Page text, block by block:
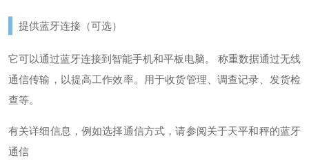
提供蓝牙连接（可选）
它可以通过蓝牙连接到智能手机和平板电脑。 称重数据通过无线
通信传输，以提高工作效率。
用于收货管理、调查记录、发货检
查等。
有关详细信息，例如选择通信方式，请参阅关于天平和秤的蓝牙
通信